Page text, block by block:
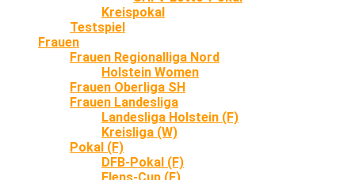
Kreispokal
Testspiel
Frauen
Frauen Regionalliga Nord
Holstein Women
Frauen Oberliga SH
Frauen Landesliga
Landesliga Holstein (F)
Kreisliga (W)
Pokal (F)
DFB-Pokal (F)
Flens-Cup (F)